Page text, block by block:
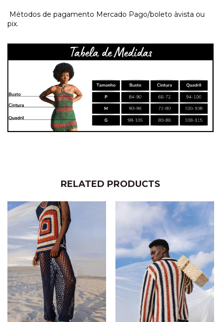
Métodos de pagamento Mercado Pago/boleto àvista ou
pix.
RELATED PRODUCTS